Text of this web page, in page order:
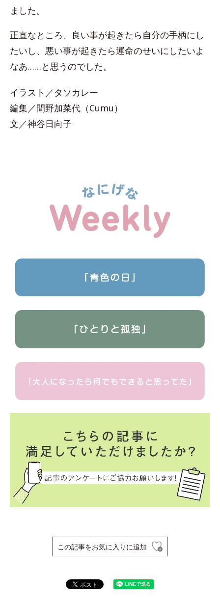
ました。
正直なところ、良い事が起きたら自分の手柄にし
たいし、悪い事が起きたら運命のせいにしたいよ
なあ……と思うのでした。
イラスト／タソカレー
編集／間野加菜代（Cumu）
文／神谷日向子
この記事をお気に入りに追加